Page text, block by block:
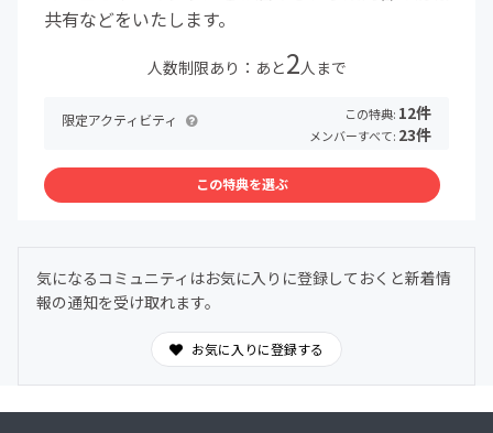
共有などをいたします。
人数制限あり：あと2人まで
限定アクティビティ この特典: 12件
メンバーすべて: 23件
この特典を選ぶ
気になるコミュニティはお気に入りに登録しておくと新着情
報の通知を受け取れます。
お気に入りに登録する